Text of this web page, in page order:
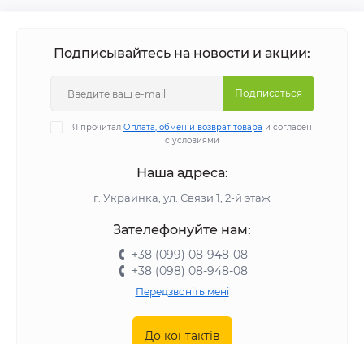
Подписывайтесь на новости и акции:
Подписаться
Я прочитал Оплата, обмен и возврат товара и согласен
с условиями
Наша адреса:
г. Украинка, ул. Связи 1, 2-й этаж
Зателефонуйте нам:
+38 (099) 08-948-08
+38 (098) 08-948-08
Передзвоніть мені
До контактів